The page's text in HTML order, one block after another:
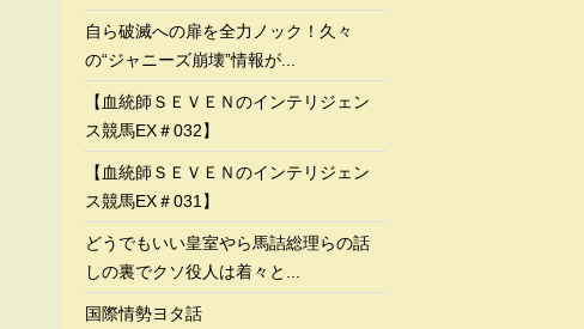
自ら破滅への扉を全力ノック！久々
の“ジャニーズ崩壊”情報が...
【血統師ＳＥＶＥＮのインテリジェン
ス競馬EX＃032】
【血統師ＳＥＶＥＮのインテリジェン
ス競馬EX＃031】
どうでもいい皇室やら馬詰総理らの話
しの裏でクソ役人は着々と...
国際情勢ヨタ話